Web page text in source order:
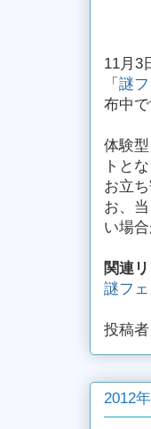
11月3
「 謎
布中で
体験
トと
お立
お、
い場合
関連
謎フェ
投稿者
2012